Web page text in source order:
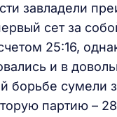
завладели
сет за
25:16,
и в
борьбе сумели
партию –